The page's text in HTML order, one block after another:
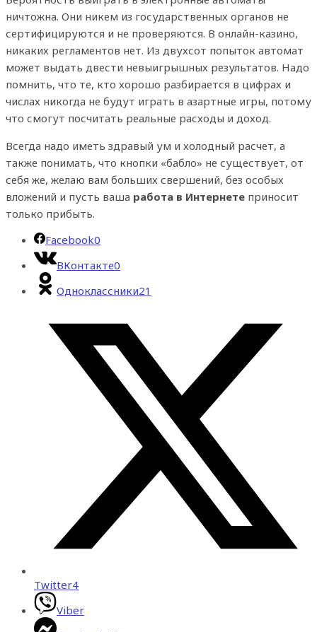
ничтожна. Они никем из государственных органов не
сертифицируются и не проверяются. В онлайн-казино,
никаких регламентов нет. Из двухсот попыток автомат
может выдать двести невыигрышных результатов. Надо
помнить, что те, кто хорошо разбирается в цифрах и
числах никогда не будут играть в азартные игры, потому
что смогут посчитать реальные расходы и доход.
Всегда надо иметь здравый ум и холодный расчет, а
также понимать, что кнопки «бабло» не существует, от
себя же, желаю вам больших свершений, без особых
вложений и пусть ваша работа в Интернете приносит
только прибыть.
Facebook0
ВКонтакте0
Одноклассники21
Twitter4
Viber